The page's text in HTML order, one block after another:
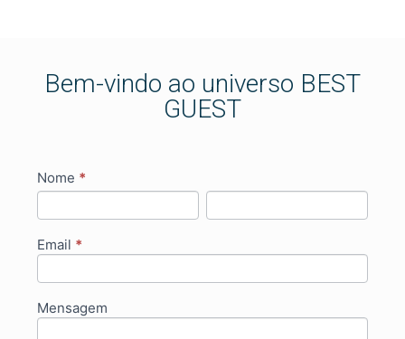
Bem-vindo ao universo BEST
GUEST
Contact
Nome *
Nome Nome
Email *
Mensagem
If you
are
leave
field
blank.